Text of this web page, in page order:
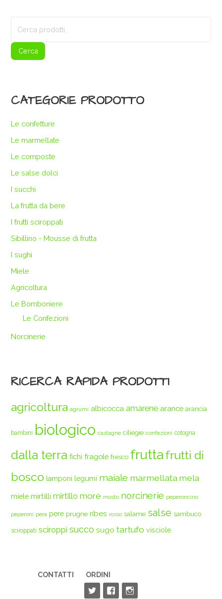
Cerca
CATEGORIE PRODOTTO
Le confetture
Le marmellate
Le composte
Le salse dolci
I succhi
La frutta da bere
I frutti sciroppati
Sibillino - Mousse di frutta
I sughi
Miele
Agricoltura
Le Bomboniere
Le Confezioni
Norcinerie
RICERCA RAPIDA PRODOTTI
agricoltura agrumi albicocca amarene arance arancia
bambini biologico castagne ciliegie confezioni cotogna
dalla terra fichi fragole fresco frutta frutti di
bosco lamponi legumi maiale marmellata mela
miele mirtilli mirtillo more mosto norcinerie peperoncino
peperoni pera pere prugne ribes rosso salame salse sambuco
sciroppati sciroppi succo sugo tartufo visciole
CONTATTI ORDINI